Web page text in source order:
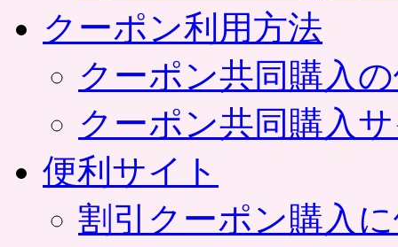
クーポン利用方法
クーポン共同購入
クーポン共同購入
便利サイト
割引クーポン購入